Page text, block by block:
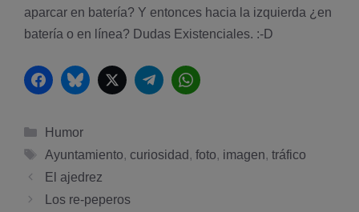
aparcar en batería? Y entonces hacia la izquierda ¿en
batería o en línea? Dudas Existenciales. :-D
FacebookBluesky Twitter Telegram
Categorías
Humor
Etiquetas
Ayuntamiento, curiosidad, foto, imagen, tráfico
El ajedrez
Los re-peperos